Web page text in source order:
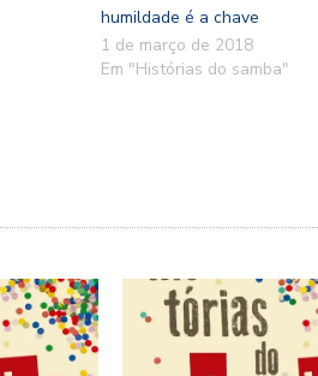
humildade é a chave
1 de março de 2018
Em "Histórias do samba"